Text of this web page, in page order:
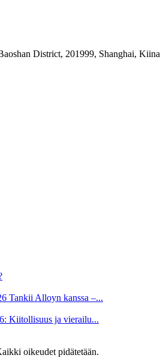
District, 201999, Shanghai, Kiina
Tankii Alloyn kanssa –...
Kiitollisuus ja vierailu...
oikeudet pidätetään.